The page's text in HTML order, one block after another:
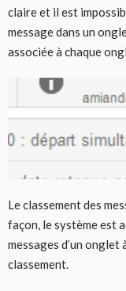
claire et il est
message dans un
associée à chaque
Le classement des
façon, le système est
messages d’un
classement.